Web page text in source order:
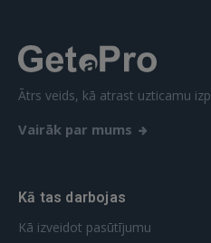
Aizmirsāt paroli?
Ātrs veids, kā atrast uzticamu
Vairāk par mums
Kā tas darbojas
Kā izveidot pasūtījumu